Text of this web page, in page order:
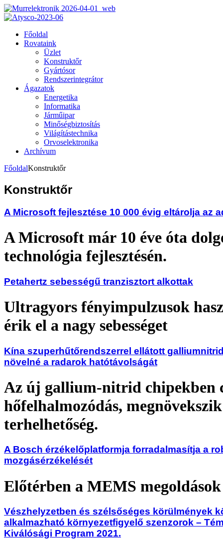
Főoldal
Rovataink
Üzlet
Konstruktőr
Gyártósor
Rendszerintegrátor
Ágazatok
Energetika
Informatika
Járműipar
Minőségbiztosítás
Világítástechnika
Orvoselektronika
Archívum
FőoldalKonstruktőr
Konstruktőr
A Microsoft fejlesztése 10 000 évig eltárolja az
A Microsoft már 10 éve óta
technológia fejlesztésén.
Petahertz sebességű tranzisztort alkottak
Ultragyors fényimpulzusok
érik el a nagy sebességet
Kína szuperhűtőrendszerrel ellátott
növelné a radarok hatótávolságát
Az új gallium-nitrid chipekben
hőfelhalmozódás,
terhelhetőség.
A Bosch érzékelőplatformja forradalmasítja a
mozgásérzékelését
Előtérben a MEMS megoldások
Vészhelyzetben és szélsőséges körülmények
alkalmazható környezetfigyelő szenzorok –
Kiválósági Program 2021.